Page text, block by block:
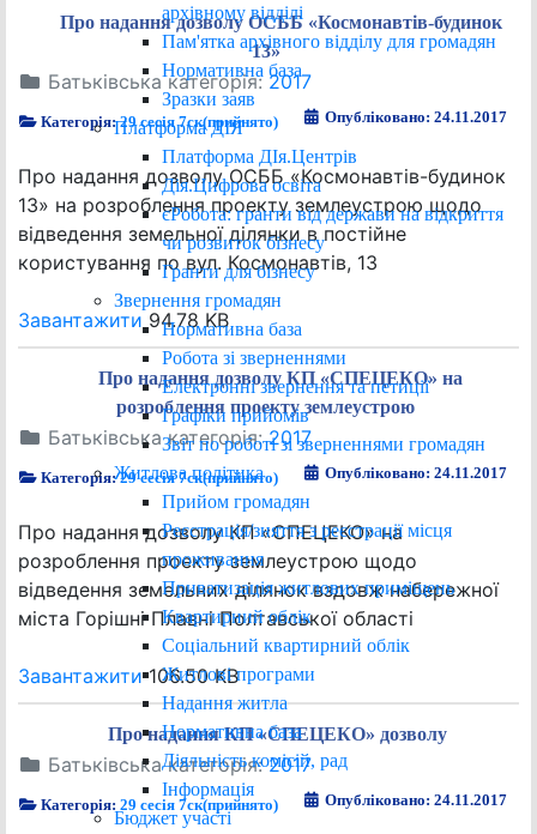
архівному відділі
Пам'ятка архівного відділу для громадян
Нормативна база
Зразки заяв
Платформа ДІЯ
Платформа ДІя.Центрів
Дія.Цифрова освіта
єРобота: гранти від держави на відкриття
чи розвиток бізнесу
Гранти для бізнесу
Звернення громадян
Нормативна база
Робота зі зверненнями
Електронні звернення та петиції
Графіки прийомів
Звіт по роботі зі зверненнями громадян
Житлова політика
Прийом громадян
Реєстрація/зняття з реєстрації місця
проживання
Приватизація житлових приміщень
Квартирний облік
Соціальний квартирний облік
Житлові програми
Надання житла
Нормативна база
Діяльність комісій, рад
Інформація
Бюджет участі
Про надання дозволу ОСББ «Космонавтів-будинок
13»
Батьківська категорія: 2017
Категорія:29 сесія 7ск(прийнято) Опубліковано: 24.11.2017
Про надання дозволу ОСББ «Космонавтів-будинок
13» на розроблення проекту землеустрою щодо
відведення земельної ділянки в постійне
користування по вул. Космонавтів, 13
Завантажити 94.78 KB
Про надання дозволу КП «СПЕЦЕКО» на
розроблення проекту землеустрою
Батьківська категорія:2017
Категорія:29 сесія 7ск(прийнято) Опубліковано: 24.11.2017
Про надання дозволу КП «СПЕЦЕКО» на
розроблення проекту землеустрою щодо
відведення земельних ділянок вздовж набережної
міста Горішні Плавні Полтавської області
Завантажити106.50 KB
Про надання КП «СПЕЦЕКО» дозволу
Батьківська категорія:2017
Категорія:29 сесія 7ск(прийнято) Опубліковано: 24.11.2017